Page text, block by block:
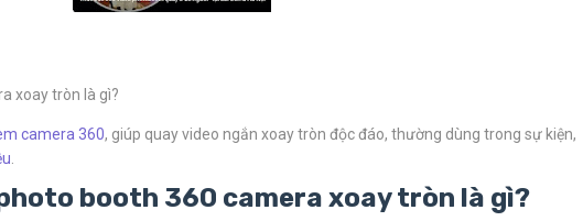
xoay tròn là gì?
camera 360, giúp quay video ngắn xoay tròn độc đáo, thường dùng trong sự kiện,
booth 360 camera xoay tròn là gì?